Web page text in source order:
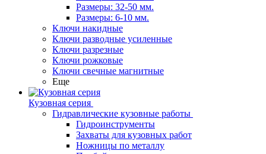
Размеры: 32-50 мм.
Размеры: 6-10 мм.
Ключи накидные
Ключи разводные усиленные
Ключи разрезные
Ключи рожковые
Ключи свечные магнитные
Еще
Кузовная серия
Гидравлические кузовные работы
Гидроинструменты
Захваты для кузовных работ
Ножницы по металлу